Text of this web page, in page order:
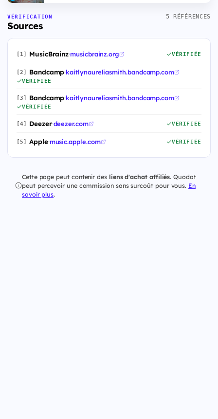
VÉRIFICATION
Sources
5 RÉFÉRENCES
[1] MusicBrainz·musicbrainz.org VÉRIFIÉE
[2] Bandcamp·kaitlynaureliasmith.bandcamp.com
VÉRIFIÉE
[3] Bandcamp·kaitlynaureliasmith.bandcamp.com
VÉRIFIÉE
[4] Deezer·deezer.com VÉRIFIÉE
[5] Apple·music.apple.com VÉRIFIÉE
Cette page peut contenir des liens d'achat affiliés. Quodat
peut percevoir une commission sans surcoût pour vous. En
savoir plus.